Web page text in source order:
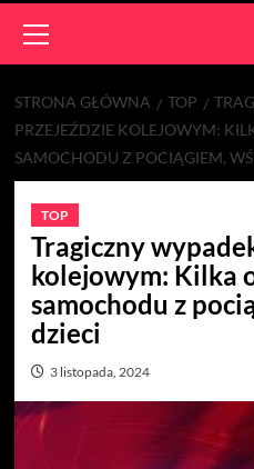
Menu
STRONA GŁÓWNA TOP
PRZEJEŹDZIE KOLEJOWYM:
SAMOCHODU Z POCIĄGIEM,
TOP
Tragiczny
kolejowym: Kilka
samochodu z
dzieci
3 listopada, 2024